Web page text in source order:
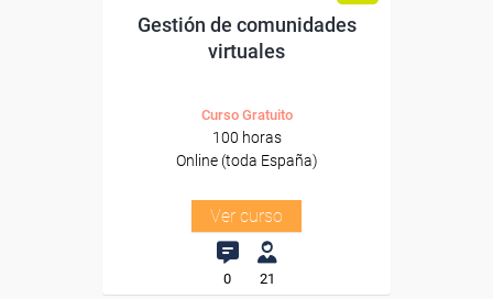
Gestión de comunidades
virtuales
Curso Gratuito
100 horas
Online (toda España)
Ver curso
0 21